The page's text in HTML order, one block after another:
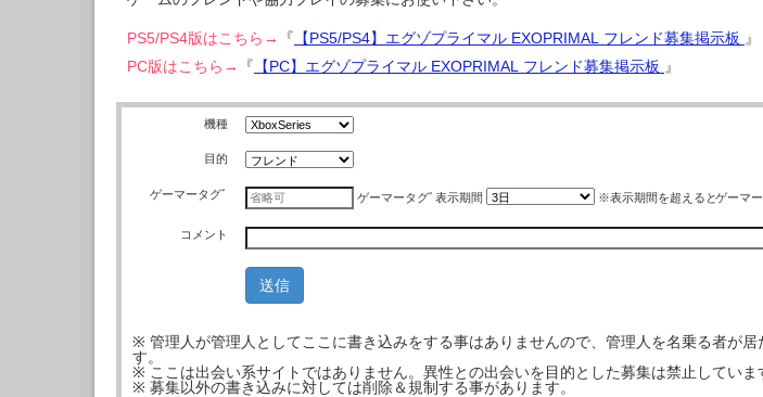
PS5/PS4版はこちら→ 『 【PS5/PS4】エグゾプライマル EXOPRIMAL フレンド募集掲示板 』
PC版はこちら→
『 【PC】エグゾプライマル EXOPRIMAL フレンド募集掲示板 』
機種
目的
ゲーマータグﾞ ゲーマータグﾞ 表示期間 ※表示期間を超えるとゲーマ
コメント
※ 管理人が管理人としてここに書き込みをする事はありませんので、管理人を名乗る者が
す。
※ ここは出会い系サイトではありません。異性との出会いを目的とした募集は禁止していま
※ 募集以外の書き込みに対しては削除＆規制する事があります。